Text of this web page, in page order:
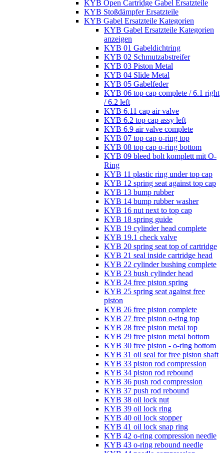
KYB Open Cartridge Gabel Ersatzteile
KYB Stoßdämpfer Ersatzteile
KYB Gabel Ersatzteile Kategorien
KYB Gabel Ersatzteile Kategorien
anzeigen
KYB 01 Gabeldichtring
KYB 02 Schmutzabstreifer
KYB 03 Piston Metal
KYB 04 Slide Metal
KYB 05 Gabelfeder
KYB 06 top cap complete / 6.1 right
/ 6.2 left
KYB 6.11 cap air valve
KYB 6.2 top cap assy left
KYB 6.9 air valve complete
KYB 07 top cap o-ring top
KYB 08 top cap o-ring bottom
KYB 09 bleed bolt komplett mit O-
Ring
KYB 11 plastic ring under top cap
KYB 12 spring seat against top cap
KYB 13 bump rubber
KYB 14 bump rubber washer
KYB 16 nut next to top cap
KYB 18 spring guide
KYB 19 cylinder head complete
KYB 19.1 check valve
KYB 20 spring seat top of cartridge
KYB 21 seal inside cartridge head
KYB 22 cylinder bushing complete
KYB 23 bush cylinder head
KYB 24 free piston spring
KYB 25 spring seat against free
piston
KYB 26 free piston complete
KYB 27 free piston o-ring top
KYB 28 free piston metal top
KYB 29 free piston metal bottom
KYB 30 free piston - o-ring bottom
KYB 31 oil seal for free piston shaft
KYB 33 piston rod compression
KYB 34 piston rod rebound
KYB 36 push rod compression
KYB 37 push rod rebound
KYB 38 oil lock nut
KYB 39 oil lock ring
KYB 40 oil lock stopper
KYB 41 oil lock snap ring
KYB 42 o-ring compression needle
KYB 43 o-ring rebound needle